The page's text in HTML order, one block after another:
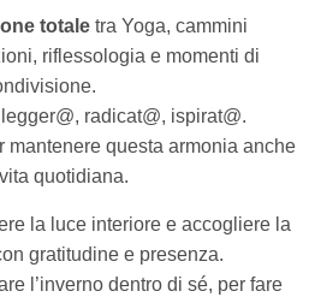
totaletra Yoga, cammini
riflessologia e momenti di
radicat@, ispirat@.
mantenere questa armonia anche
quotidiana.
la luce interiore e accogliere la
gratitudine e presenza.
l’inverno dentro di sé, per fare